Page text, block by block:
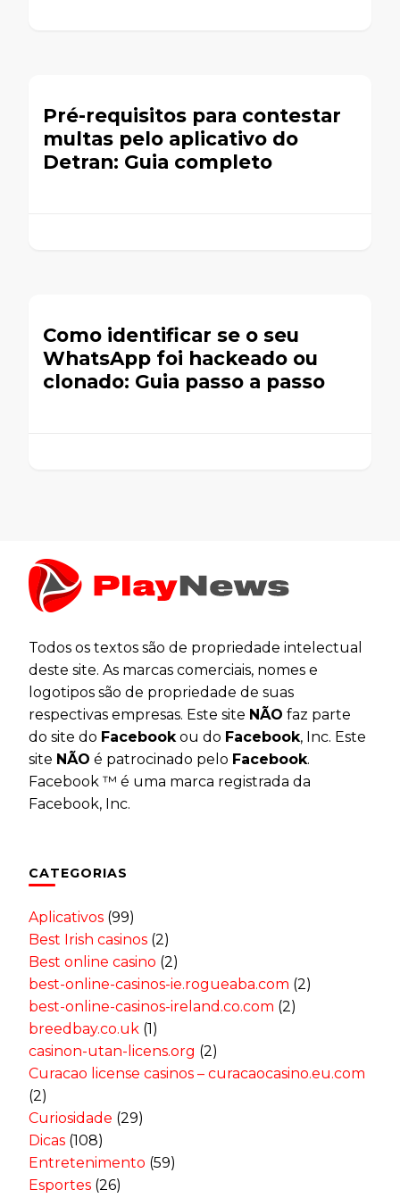
Pré-requisitos para contestar
multas pelo aplicativo do
Detran: Guia completo
Como identificar se o seu
WhatsApp foi hackeado ou
clonado: Guia passo a passo
Todos os textos são de propriedade intelectual
deste site. As marcas comerciais, nomes e
logotipos são de propriedade de suas
respectivas empresas. Este site NÃO faz parte
do site do Facebook ou do Facebook, Inc. Este
site NÃO é patrocinado pelo Facebook.
Facebook ™ é uma marca registrada da
Facebook, Inc.
CATEGORIAS
Aplicativos (99)
Best Irish casinos (2)
Best online casino (2)
best-online-casinos-ie.rogueaba.com (2)
best-online-casinos-ireland.co.com (2)
breedbay.co.uk (1)
casinon-utan-licens.org (2)
Curacao license casinos – curacaocasino.eu.com
(2)
Curiosidade (29)
Dicas (108)
Entretenimento (59)
Esportes (26)